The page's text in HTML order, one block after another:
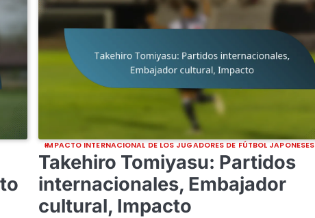
IMPACTO INTERNACIONAL DE LOS JUGADORES DE FÚTBOL JAPONESES
Takehiro Tomiyasu: Partidos
internacionales, Embajador
cultural, Impacto